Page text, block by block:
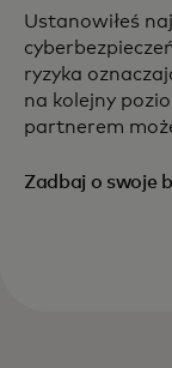
Ustanowiłeś
ryzyka
na kolejny
partnerem
Zadbaj o swoje